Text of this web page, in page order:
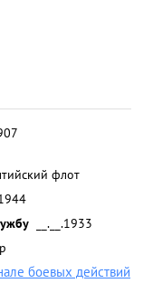
флот
__.__.1933
боевых действий